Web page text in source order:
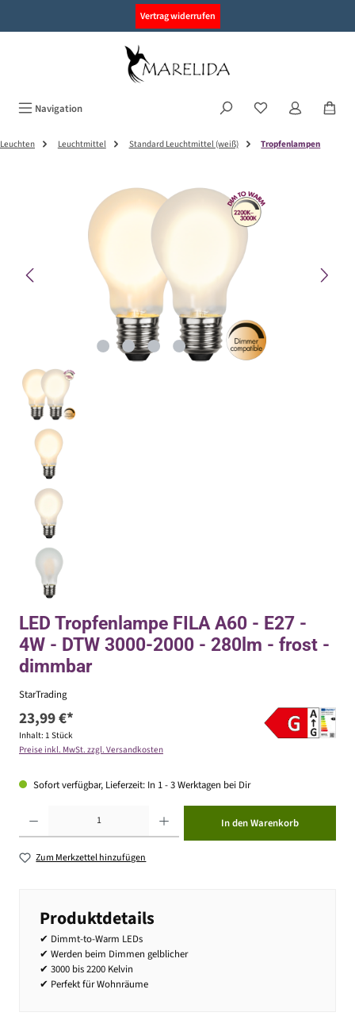
Vertrag widerrufen
Navigation
Leuchten Leuchtmittel Standard Leuchtmittel (weiß) Tropfenlampen
Bildergalerie überspringen
LED Tropfenlampe FILA A60 - E27 -
4W - DTW 3000-2000 - 280lm - frost -
dimmbar
StarTrading
23,99 €*
Inhalt: 1 Stück
Preise inkl. MwSt. zzgl. Versandkosten
Sofort verfügbar, Lieferzeit: In 1 - 3 Werktagen bei Dir
In den Warenkorb
Zum Merkzettel hinzufügen
Produktdetails
✔ Dimmt-to-Warm LEDs
✔ Werden beim Dimmen gelblicher
✔ 3000 bis 2200 Kelvin
✔ Perfekt für Wohnräume